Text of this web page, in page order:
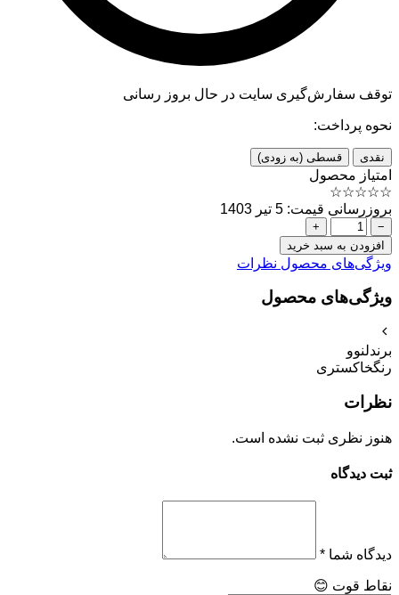
توقف سفارش‌گیری سایت در حال بروز رسانی
نحوه پرداخت:
نقدی قسطی (به زودی)
امتیاز محصول
☆
☆
☆
☆
☆
بروزرسانی قیمت: 5 تیر 1403
−
+
افزودن به سبد خرید
ویژگی‌های محصول نظرات
ویژگی‌های محصول
برندلنوو
رنگخاکستری
نظرات
هنوز نظری ثبت نشده است.
ثبت دیدگاه
دیدگاه شما *
نقاط قوت 😊